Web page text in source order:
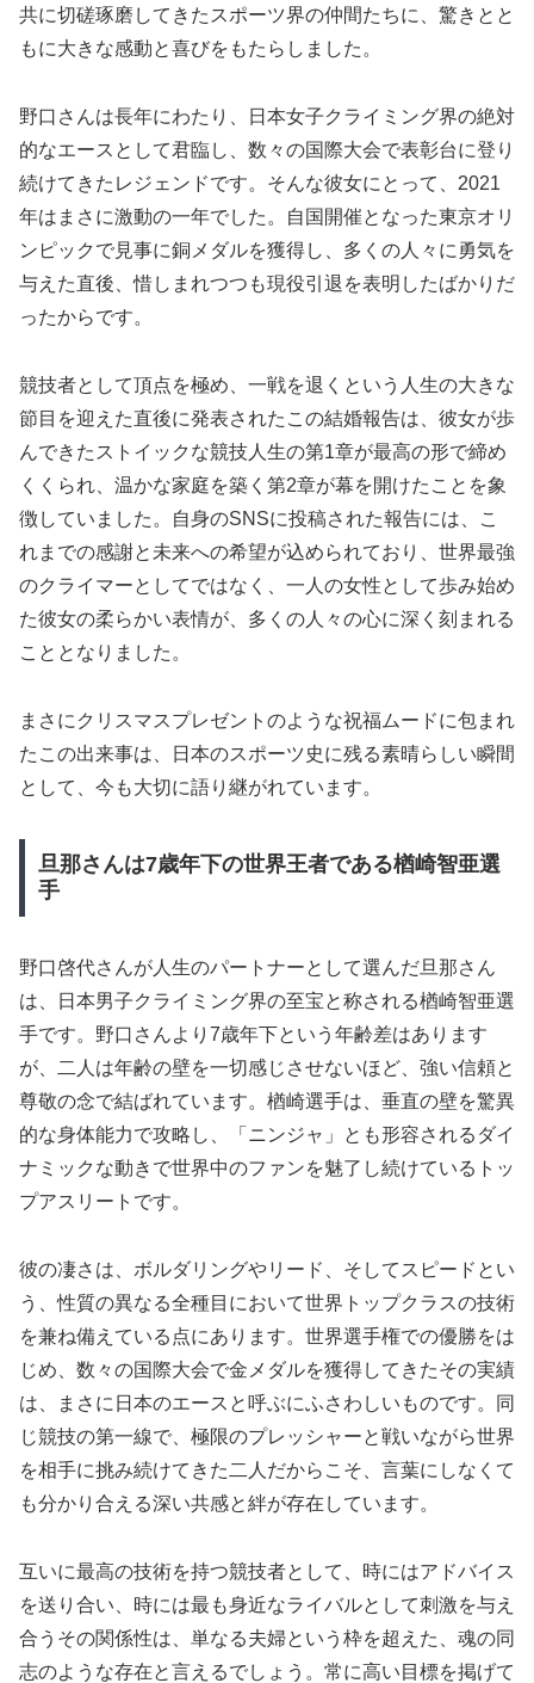
共に切磋琢磨してきたスポーツ界の仲間たちに、驚きとと
もに大きな感動と喜びをもたらしました。
野口さんは長年にわたり、日本女子クライミング界の絶対
的なエースとして君臨し、数々の国際大会で表彰台に登り
続けてきたレジェンドです。そんな彼女にとって、2021
年はまさに激動の一年でした。自国開催となった東京オリ
ンピックで見事に銅メダルを獲得し、多くの人々に勇気を
与えた直後、惜しまれつつも現役引退を表明したばかりだ
ったからです。
競技者として頂点を極め、一戦を退くという人生の大きな
節目を迎えた直後に発表されたこの結婚報告は、彼女が歩
んできたストイックな競技人生の第1章が最高の形で締め
くくられ、温かな家庭を築く第2章が幕を開けたことを象
徴していました。自身のSNSに投稿された報告には、こ
れまでの感謝と未来への希望が込められており、世界最強
のクライマーとしてではなく、一人の女性として歩み始め
た彼女の柔らかい表情が、多くの人々の心に深く刻まれる
こととなりました。
まさにクリスマスプレゼントのような祝福ムードに包まれ
たこの出来事は、日本のスポーツ史に残る素晴らしい瞬間
として、今も大切に語り継がれています。
旦那さんは7歳年下の世界王者である楢崎智亜選
手
野口啓代さんが人生のパートナーとして選んだ旦那さん
は、日本男子クライミング界の至宝と称される楢崎智亜選
手です。野口さんより7歳年下という年齢差はあります
が、二人は年齢の壁を一切感じさせないほど、強い信頼と
尊敬の念で結ばれています。楢崎選手は、垂直の壁を驚異
的な身体能力で攻略し、「ニンジャ」とも形容されるダイ
ナミックな動きで世界中のファンを魅了し続けているトッ
プアスリートです。
彼の凄さは、ボルダリングやリード、そしてスピードとい
う、性質の異なる全種目において世界トップクラスの技術
を兼ね備えている点にあります。世界選手権での優勝をは
じめ、数々の国際大会で金メダルを獲得してきたその実績
は、まさに日本のエースと呼ぶにふさわしいものです。同
じ競技の第一線で、極限のプレッシャーと戦いながら世界
を相手に挑み続けてきた二人だからこそ、言葉にしなくて
も分かり合える深い共感と絆が存在しています。
互いに最高の技術を持つ競技者として、時にはアドバイス
を送り合い、時には最も身近なライバルとして刺激を与え
合うその関係性は、単なる夫婦という枠を超えた、魂の同
志のような存在と言えるでしょう。常に高い目標を掲げて